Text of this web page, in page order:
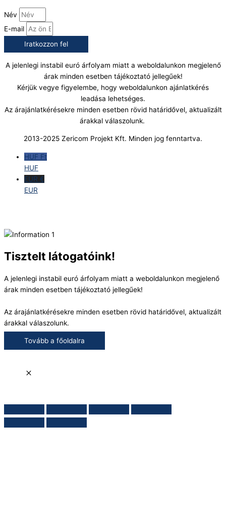
Név
E-mail
Iratkozzon fel
A jelenlegi instabil euró árfolyam miatt a weboldalunkon megjelenő
árak minden esetben tájékoztató jellegűek!
Kérjük vegye figyelembe, hogy weboldalunkon ajánlatkérés
leadása lehetséges.
Az árajánlatkérésekre minden esetben rövid határidővel, aktualizált
árakkal válaszolunk.
2013-2025 Zericom Projekt Kft. Minden jog fenntartva.
HUF Ft
HUF
EUR €
EUR
Tisztelt látogatóink!
A jelenlegi instabil euró árfolyam miatt a weboldalunkon megjelenő
árak minden esetben tájékoztató jellegűek!
Az árajánlatkérésekre minden esetben rövid határidővel, aktualizált
árakkal válaszolunk.
Tovább a főoldalra